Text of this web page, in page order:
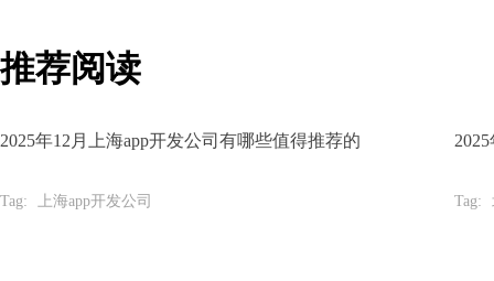
推荐阅读
2025年12月上海app开发公司有哪些值得推荐的
Tag: 上海app开发公司 Tag: